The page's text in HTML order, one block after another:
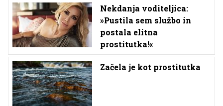
Nekdanja voditeljica:
»Pustila sem službo in
postala elitna
prostitutka!«
Začela je kot prostitutka